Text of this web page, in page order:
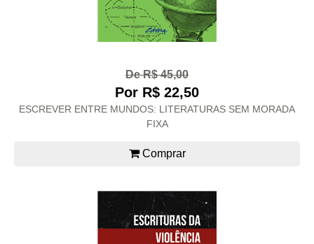
De R$ 45,00
Por R$ 22,50
ESCREVER ENTRE MUNDOS: LITERATURAS SEM MORADA
FIXA
Comprar